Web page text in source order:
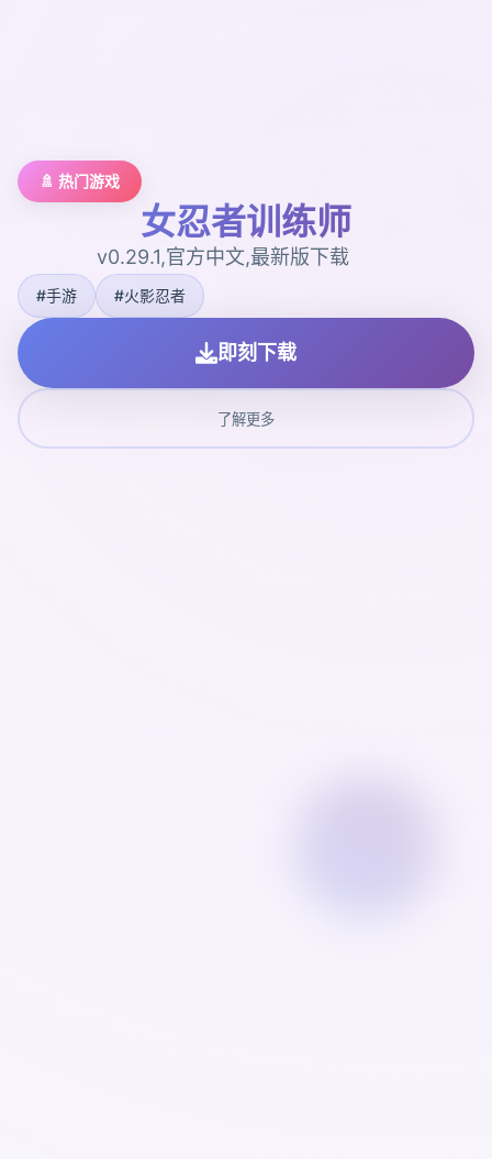
🚿 热门游戏
女忍者训练师
v0.29.1,官方中文,最新版下载
#手游 #火影忍者
即刻下载
了解更多